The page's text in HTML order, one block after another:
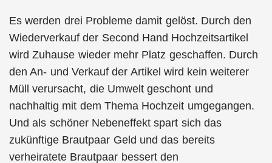
Es werden drei Probleme damit gelöst. Durch den
Wiederverkauf der Second Hand Hochzeitsartikel
wird Zuhause wieder mehr Platz geschaffen. Durch
den An- und Verkauf der Artikel wird kein weiterer
Müll verursacht, die Umwelt geschont und
nachhaltig mit dem Thema Hochzeit umgegangen.
Und als schöner Nebeneffekt spart sich das
zukünftige Brautpaar Geld und das bereits
verheiratete Brautpaar bessert den